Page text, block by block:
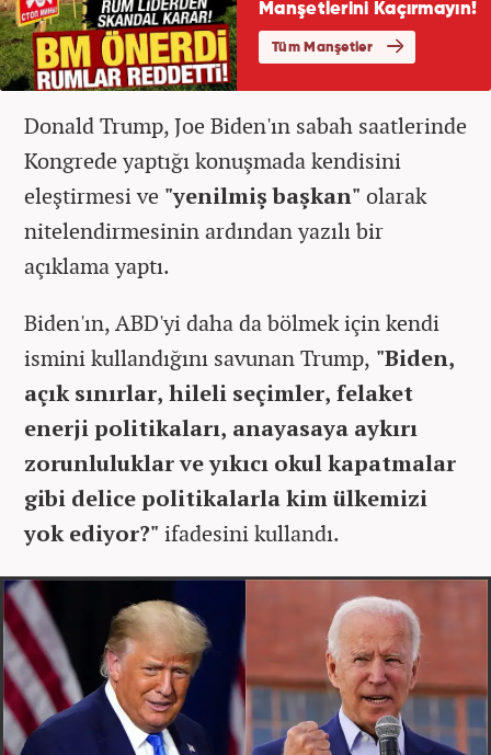
Donald Trump, Joe Biden'ın sabah saatlerinde
Kongrede yaptığı konuşmada kendisini
eleştirmesi ve "yenilmiş başkan" olarak
nitelendirmesinin ardından yazılı bir
açıklama yaptı.
Biden'ın, ABD'yi daha da bölmek için kendi
ismini kullandığını savunan Trump, "Biden,
açık sınırlar, hileli seçimler, felaket
enerji politikaları, anayasaya aykırı
zorunluluklar ve yıkıcı okul kapatmalar
gibi delice politikalarla kim ülkemizi
yok ediyor?" ifadesini kullandı.